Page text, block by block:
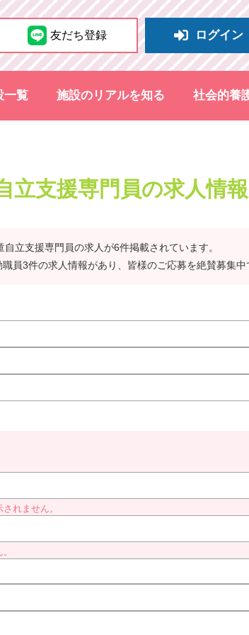
友だち登録 ログイン
一覧 施設のリアルを知る 社会的養
立支援専門員の求人情報
立支援専門員の求人が6件掲載されています。
員3件の求人情報があり、皆様のご応募を絶賛募集中
れません。